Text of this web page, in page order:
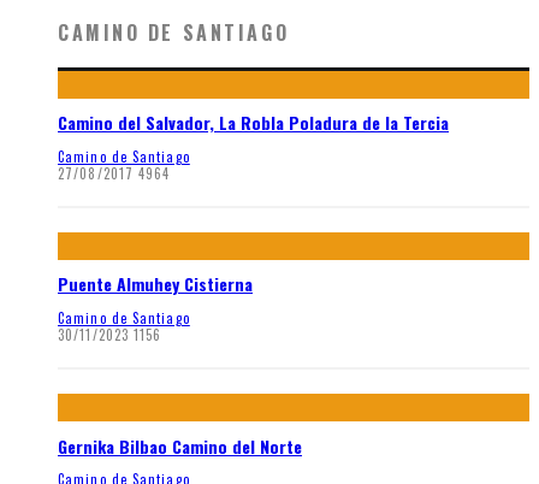
CAMINO DE SANTIAGO
Camino del Salvador, La Robla Poladura de la Tercia
Camino de Santiago
27/08/2017 4964
Puente Almuhey Cistierna
Camino de Santiago
30/11/2023 1156
Gernika Bilbao Camino del Norte
Camino de Santiago